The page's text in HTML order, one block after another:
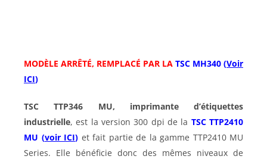
MODÈLE ARRÊTÉ, REMPLACÉ PAR LA TSC MH340 (Voir
ICI)
TSC TTP346 MU,
imprimante d’étiquettes
industrielle, est la version 300 dpi de la TSC TTP2410
MU (voir ICI) et fait partie de la gamme TTP2410 MU
Series. Elle bénéficie donc des mêmes niveaux de